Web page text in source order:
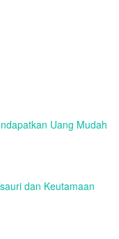
Uang Mudah
dan Keutamaan